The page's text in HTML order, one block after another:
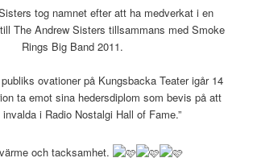
tog namnet efter att ha medverkat i en
The Andrew Sisters tillsammans med Smoke
Rings Big Band 2011.
ovationer på Kungsbacka Teater igår 14
ta emot sina hedersdiplom som bevis på att
i Radio Nostalgi Hall of Fame.”
och tacksamhet.